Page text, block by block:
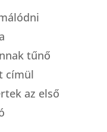
tűnő
címül
az első
: